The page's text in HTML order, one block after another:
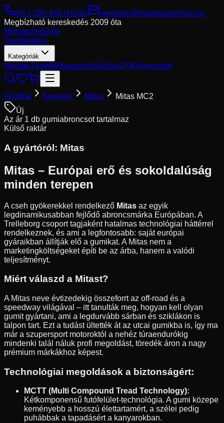
06 1 280 6567Hívás
rendeles@motorgumishop.hu
Megbízható kereskedés 2009 óta
MotorgumiShop
Gumikereső
Kategóriák
MárkákTömlőkMagazinSzállításGYIKKapcsolat
Főoldal Keresés Mitas
Mitas MC2
Új
Az ár 1 db gumiabroncsot tartalmaz
Külső raktár
A gyártóról: Mitas
Mitas – Európai erő és sokoldalúság
minden terepen
A cseh gyökerekkel rendelkező Mitas az egyik
legdinamikusabban fejlődő abroncsmárka Európában. A
Trelleborg csoport tagjaként hatalmas technológiai háttérrel
rendelkeznek, és ami a legfontosabb: saját európai
gyáraikban állítják elő a gumikat. A Mitas nem a
marketingköltségeket építi be az árba, hanem a valódi
teljesítményt.
Miért válaszd a Mitast?
A Mitas neve évtizedekig összeforrt az off-road és a
speedway világával – itt tanulták meg, hogyan kell olyan
gumit gyártani, ami a legdurvább sárban és sziklákon is
talpon tart. Ezt a tudást ültették át az utcai gumikba is, így ma
már a szupersport motoroktól a nehéz túraendurókig
mindenki talál náluk profi megoldást, töredék áron a nagy
prémium márkákhoz képest.
Technológiai megoldások a biztonságért:
MCTT (Multi Compound Tread Technology):
Kétkomponensű futófelület-technológia. A gumi közepe
keményebb a hosszú élettartamért, a szélei pedig
puhábbak a tapadásért a kanyarokban.